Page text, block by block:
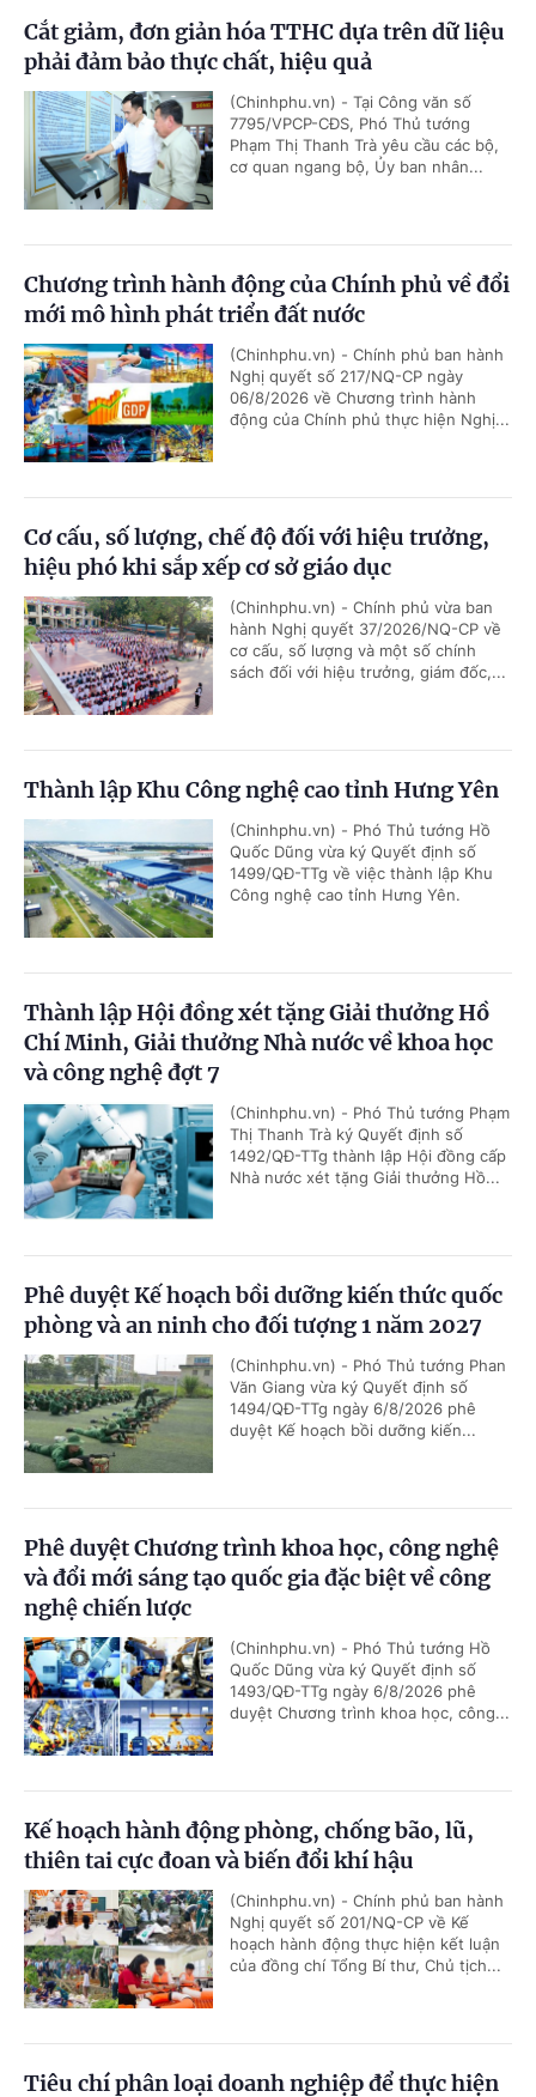
Cắt giảm, đơn giản hóa TTHC dựa trên dữ liệu
phải đảm bảo thực chất, hiệu quả
(Chinhphu.vn) - Tại Công văn số
7795/VPCP-CĐS, Phó Thủ tướng
Phạm Thị Thanh Trà yêu cầu các bộ,
cơ quan ngang bộ, Ủy ban nhân...
Chương trình hành động của Chính phủ về đổi
mới mô hình phát triển đất nước
(Chinhphu.vn) - Chính phủ ban hành
Nghị quyết số 217/NQ-CP ngày
06/8/2026 về Chương trình hành
động của Chính phủ thực hiện Nghị...
Cơ cấu, số lượng, chế độ đối với hiệu trưởng,
hiệu phó khi sắp xếp cơ sở giáo dục
(Chinhphu.vn) - Chính phủ vừa ban
hành Nghị quyết 37/2026/NQ-CP về
cơ cấu, số lượng và một số chính
sách đối với hiệu trưởng, giám đốc,...
Thành lập Khu Công nghệ cao tỉnh Hưng Yên
(Chinhphu.vn) - Phó Thủ tướng Hồ
Quốc Dũng vừa ký Quyết định số
1499/QĐ-TTg về việc thành lập Khu
Công nghệ cao tỉnh Hưng Yên.
Thành lập Hội đồng xét tặng Giải thưởng Hồ
Chí Minh, Giải thưởng Nhà nước về khoa học
và công nghệ đợt 7
(Chinhphu.vn) - Phó Thủ tướng Phạm
Thị Thanh Trà ký Quyết định số
1492/QĐ-TTg thành lập Hội đồng cấp
Nhà nước xét tặng Giải thưởng Hồ...
Phê duyệt Kế hoạch bồi dưỡng kiến thức quốc
phòng và an ninh cho đối tượng 1 năm 2027
(Chinhphu.vn) - Phó Thủ tướng Phan
Văn Giang vừa ký Quyết định số
1494/QĐ-TTg ngày 6/8/2026 phê
duyệt Kế hoạch bồi dưỡng kiến...
Phê duyệt Chương trình khoa học, công nghệ
và đổi mới sáng tạo quốc gia đặc biệt về công
nghệ chiến lược
(Chinhphu.vn) - Phó Thủ tướng Hồ
Quốc Dũng vừa ký Quyết định số
1493/QĐ-TTg ngày 6/8/2026 phê
duyệt Chương trình khoa học, công...
Kế hoạch hành động phòng, chống bão, lũ,
thiên tai cực đoan và biến đổi khí hậu
(Chinhphu.vn) - Chính phủ ban hành
Nghị quyết số 201/NQ-CP về Kế
hoạch hành động thực hiện kết luận
của đồng chí Tổng Bí thư, Chủ tịch...
Tiêu chí phân loại doanh nghiệp để thực hiện